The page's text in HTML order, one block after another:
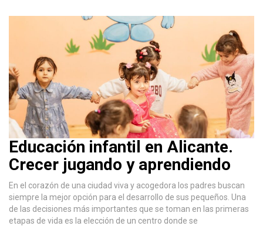
Educación infantil en Alicante.
Crecer jugando y aprendiendo
En el corazón de una ciudad viva y acogedora los padres buscan
siempre la mejor opción para el desarrollo de sus pequeños. Una
de las decisiones más importantes que se toman en las primeras
etapas de vida es la elección de un centro donde se